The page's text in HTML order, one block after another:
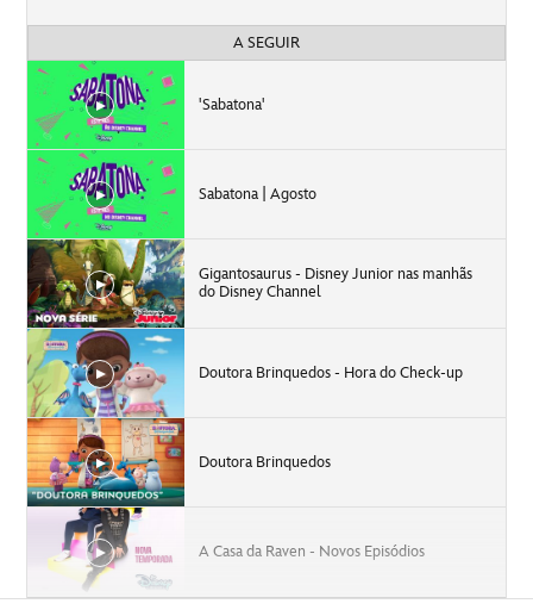
A SEGUIR
'Sabatona'
Sabatona | Agosto
Gigantosaurus - Disney Junior nas manhãs
do Disney Channel
Doutora Brinquedos - Hora do Check-up
Doutora Brinquedos
A Casa da Raven - Novos Episódios